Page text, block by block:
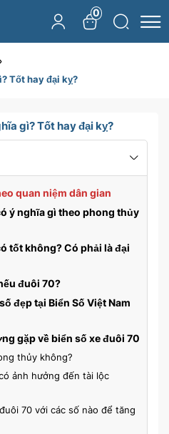
0
Tốt hay đại kỵ?
gì? Tốt hay đại kỵ?
quan niệm dân gian
ý nghĩa gì theo phong thủy
tốt không? Có phải là đại
đuôi 70?
đẹp tại Biển Số Việt Nam
gặp về biển số xe đuôi 70
thủy không?
ảnh hưởng đến tài lộc
70 với các số nào để tăng